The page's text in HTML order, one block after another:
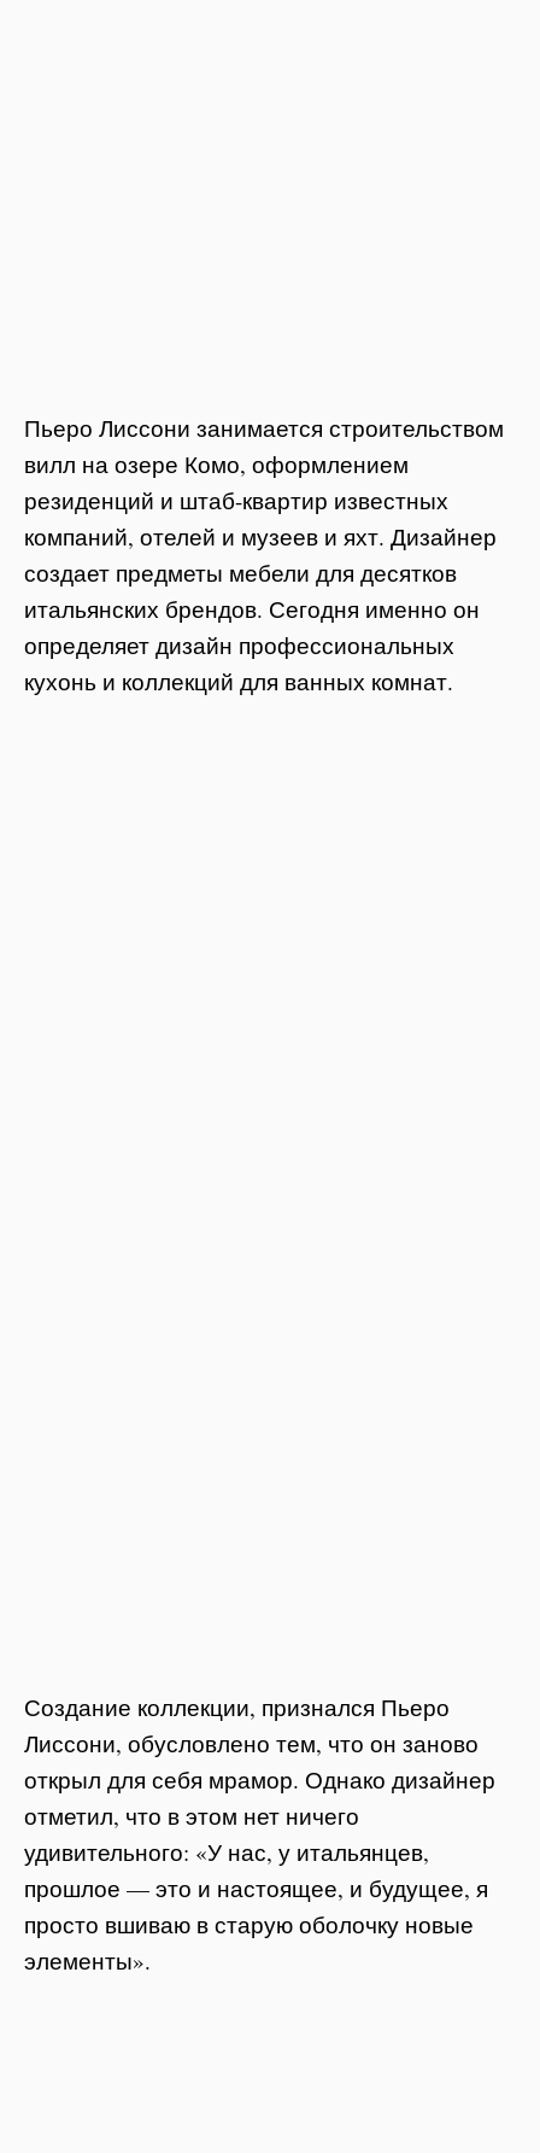
Пьеро Лиссони занимается строительством
вилл на озере Комо, оформлением
резиденций и штаб-квартир известных
компаний, отелей и музеев и яхт. Дизайнер
создает предметы мебели для десятков
итальянских брендов. Сегодня именно он
определяет дизайн профессиональных
кухонь и коллекций для ванных комнат.
Создание коллекции, признался Пьеро
Лиссони, обусловлено тем, что он заново
открыл для себя мрамор. Однако дизайнер
отметил, что в этом нет ничего
удивительного: «У нас, у итальянцев,
прошлое — это и настоящее, и будущее, я
просто вшиваю в старую оболочку новые
элементы».